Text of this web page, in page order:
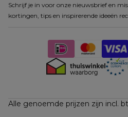
Schrijf je in voor onze nieuwsbrief en
kortingen, tips en inspirerende ideeën
Alle genoemde prijzen zijn incl.